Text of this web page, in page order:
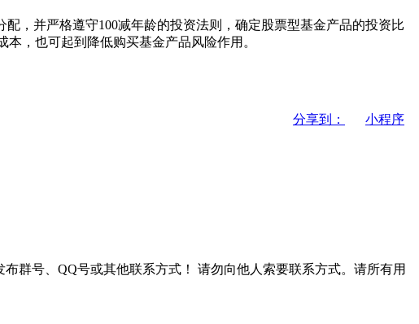
，并严格遵守100减年龄的投资法则，确定股票型基金产品的投资比
，也可起到降低购买基金产品风险作用。
分享到：
小程序
群号、QQ号或其他联系方式！
请勿向他人索要联系方式。请所有用